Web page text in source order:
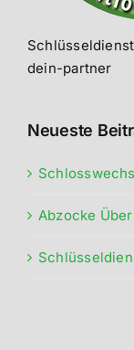
dein-partner
Neueste
Abzocke